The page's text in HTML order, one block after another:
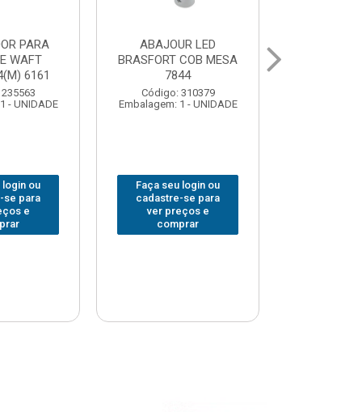
LED
MESA
- UNIDADE
login ou
se para
e
BOLSA PARA
FERRAMENTAS
BRASFORT FECHADA
18BOLSOS 7559
Código: 312401
Faça seu login ou
cadastre-se para
ver preços e
comprar